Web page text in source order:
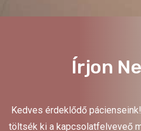
Írjon
Kedves érdeklődő
töltsék ki a kapcsolatfelveveő